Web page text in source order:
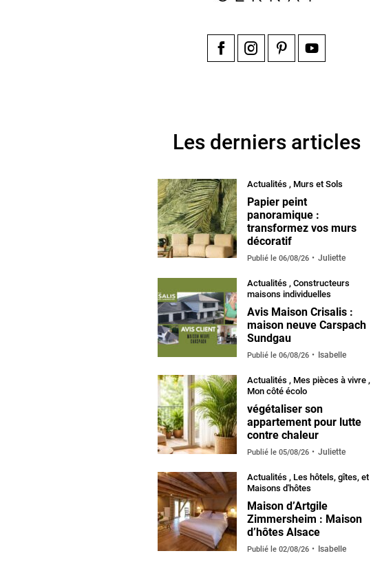
Les derniers articles
Actualités , Murs et Sols
Papier peint
panoramique :
transformez vos murs
décoratif
Publié le 06/08/26 Juliette
Actualités , Constructeurs
maisons individuelles
Avis Maison Crisalis :
maison neuve Carspach
Sundgau
Publié le 06/08/26 Isabelle
Actualités , Mes pièces à vivre ,
Mon côté écolo
végétaliser son
appartement pour lutte
contre chaleur
Publié le 05/08/26 Juliette
Actualités , Les hôtels, gîtes, et
Maisons d'hôtes
Maison d’Artgile
Zimmersheim : Maison
d’hôtes Alsace
Publié le 02/08/26 Isabelle